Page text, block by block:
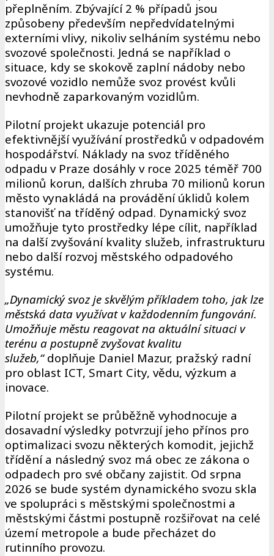
přeplněním. Zbývající 2 % případů jsou
způsobeny především nepředvídatelnými
externími vlivy, nikoliv selháním systému nebo
svozové společnosti. Jedná se například o
situace, kdy se skokově zaplní nádoby nebo
svozové vozidlo nemůže svoz provést kvůli
nevhodně zaparkovaným vozidlům.
Pilotní projekt ukazuje potenciál pro
efektivnější využívání prostředků v odpadovém
hospodářství. Náklady na svoz tříděného
odpadu v Praze dosáhly v roce 2025 téměř 700
milionů korun, dalších zhruba 70 milionů korun
město vynakládá na provádění úklidů kolem
stanovišť na tříděný odpad. Dynamický svoz
umožňuje tyto prostředky lépe cílit, například
na další zvyšování kvality služeb, infrastrukturu
nebo další rozvoj městského odpadového
systému.
„Dynamický svoz je skvělým příkladem toho, jak lze
městská data využívat v každodenním fungování.
Umožňuje městu reagovat na aktuální situaci v
terénu a postupně zvyšovat kvalitu
služeb,“doplňuje Daniel Mazur, pražský radní
pro oblast ICT, Smart City, vědu, výzkum a
inovace.
Pilotní projekt se průběžně vyhodnocuje a
dosavadní výsledky potvrzují jeho přínos pro
optimalizaci svozu některých komodit, jejichž
třídění a následný svoz má obec ze zákona o
odpadech pro své občany zajistit. Od srpna
2026 se bude systém dynamického svozu skla
ve spolupráci s městskými společnostmi a
městskými částmi postupně rozšiřovat na celé
území metropole a bude přecházet do
rutinního provozu.